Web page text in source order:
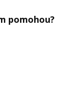
pomohou?